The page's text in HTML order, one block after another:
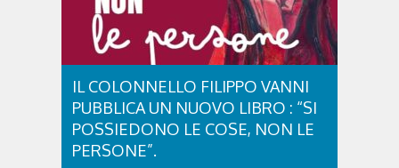
IL COLONNELLO FILIPPO VANNI
PUBBLICA UN NUOVO LIBRO : “SI
POSSIEDONO LE COSE, NON LE
PERSONE”.